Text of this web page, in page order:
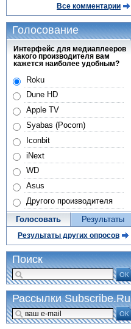
Все комментарии
Голосование
Интерфейс для медиаплееров
какого производителя вам
кажется наиболее удобным?
Roku
Dune HD
Apple TV
Syabas (Pocorn)
Iconbit
iNext
WD
Asus
Другого производителя
Голосовать Результаты
Результаты других опросов
Поиск
ОК
Рассылки Subscribe.Ru
ОК